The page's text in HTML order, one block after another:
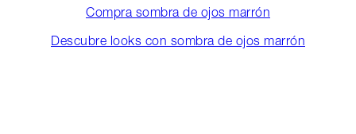
Compra sombra de ojos marrón
Descubre looks con sombra de ojos marrón